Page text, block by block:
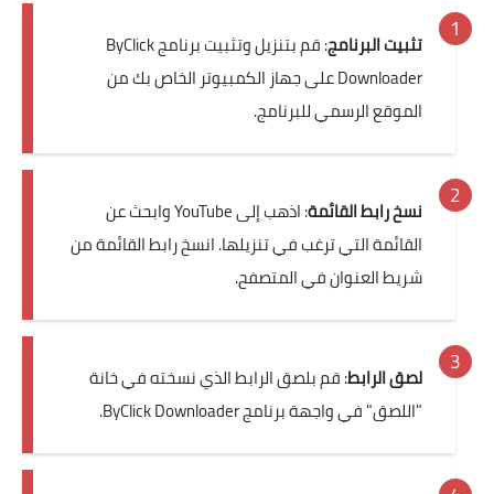
تثبيت البرنامج
: قم بتنزيل وتثبيت برنامج ByClick
Downloader على جهاز الكمبيوتر الخاص بك من
الموقع الرسمي للبرنامج.
نسخ رابط القائمة
: اذهب إلى YouTube وابحث عن
القائمة التي ترغب في تنزيلها. انسخ رابط القائمة من
شريط العنوان في المتصفح.
لصق الرابط: قم بلصق الرابط الذي نسخته في خانة
"اللصق" في واجهة برنامج ByClick Downloader.